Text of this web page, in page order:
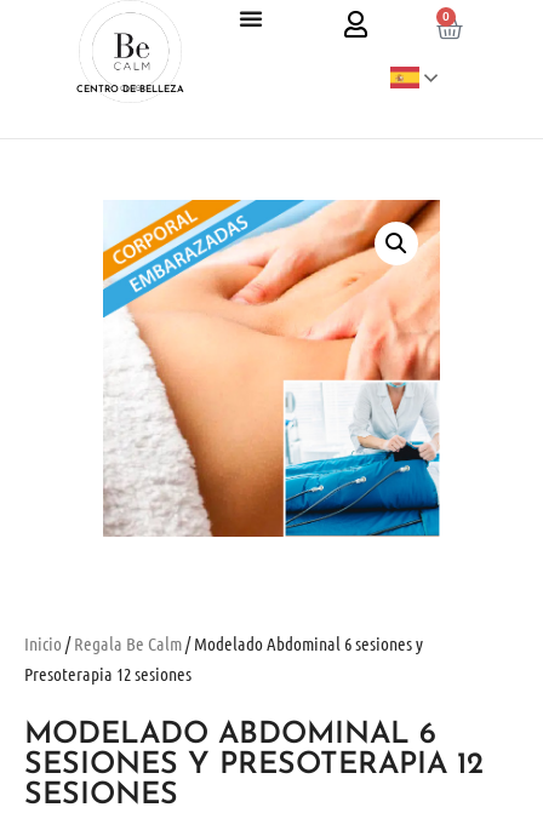
CENTRO DE BELLEZA
0
Inicio /Regala Be Calm/ Modelado Abdominal 6 sesiones y
Presoterapia 12 sesiones
MODELADO ABDOMINAL 6
SESIONES Y PRESOTERAPIA 12
SESIONES